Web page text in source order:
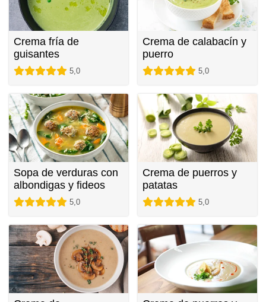
Crema fría de
guisantes
5,0
Crema de calabacín y
puerro
5,0
Sopa de verduras con
albondigas y fideos
5,0
Crema de puerros y
patatas
5,0